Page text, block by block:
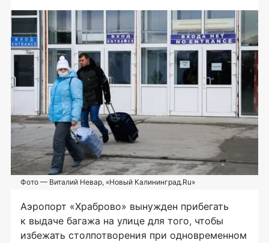
Фото — Виталий Невар, «Новый Калининград.Ru»
Аэропорт «Храброво» вынужден прибегать
к выдаче багажа на улице для того, чтобы
избежать столпотворения при одновременном